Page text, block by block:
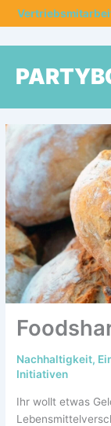
Zum
Inhalt
Nachhaltigkeit,
Initiativen
Ihr wollt etwas